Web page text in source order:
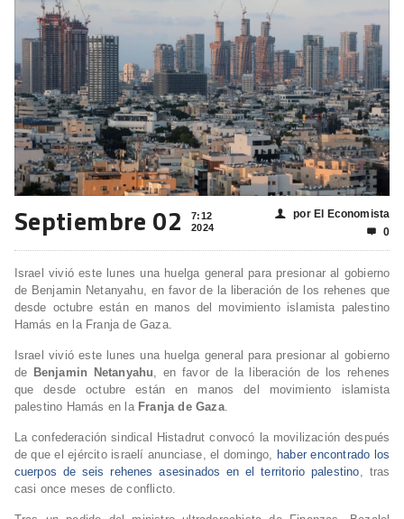
Septiembre 02
7:12
2024
👤 por El Economista
 0
Israel vivió este lunes una huelga general para presionar al gobierno
de Benjamin Netanyahu, en favor de la liberación de los rehenes que
desde octubre están en manos del movimiento islamista palestino
Hamás en la Franja de Gaza.
Israel vivió este lunes una huelga general para presionar al gobierno
de Benjamin Netanyahu, en favor de la liberación de los rehenes
que desde octubre están en manos del movimiento islamista
palestino Hamás en la Franja de Gaza.
La confederación sindical Histadrut convocó la movilización después
de que el ejército israelí anunciase, el domingo, haber encontrado los
cuerpos de seis rehenes asesinados en el territorio palestino, tras
casi once meses de conflicto.